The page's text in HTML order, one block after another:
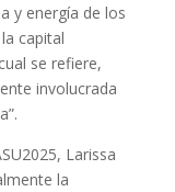
y energía de los
capital
se refiere,
involucrada
Larissa
la